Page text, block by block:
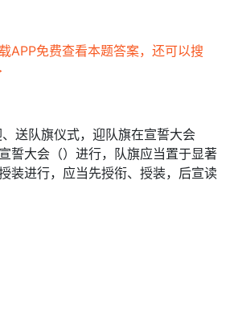
APP免费查看本题答案，还可以搜
送队旗仪式，迎队旗在宣誓大会
誓大会（）进行，队旗应当置于显著
装进行，应当先授衔、授装，后宣读